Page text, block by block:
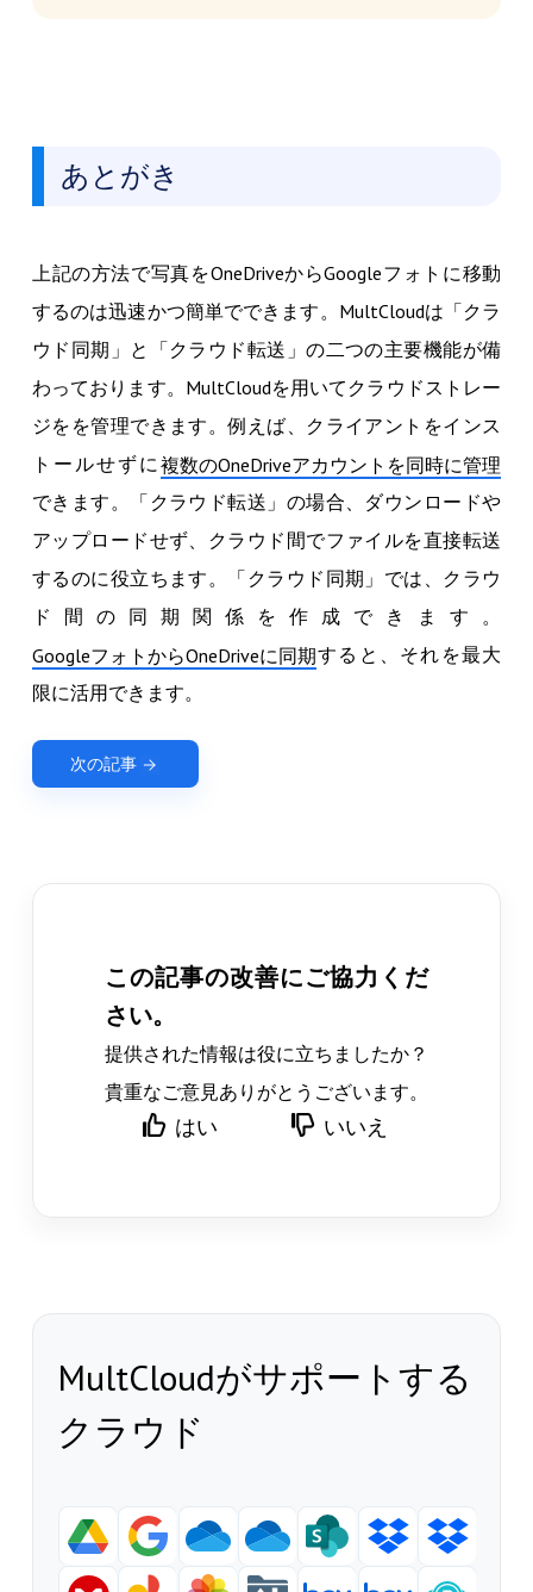
あとがき
上記の方法で写真をOneDriveからGoogleフォトに移動
するのは迅速かつ簡単でできます。MultCloudは「クラ
ウド同期」と「クラウド転送」の二つの主要機能が備
わっております。MultCloudを用いてクラウドストレー
ジをを管理できます。例えば、クライアントをインス
トールせずに複数のOneDriveアカウントを同時に管理
できます。「クラウド転送」の場合、ダウンロードや
アップロードせず、クラウド間でファイルを直接転送
するのに役立ちます。「クラウド同期」では、クラウ
ド間の同期関係を作成できます。
GoogleフォトからOneDriveに同期すると、それを最大
限に活用できます。
次の記事
この記事の改善にご協力くだ
さい。
提供された情報は役に立ちましたか？
貴重なご意見ありがとうございます。
はい いいえ
MultCloudがサポートする
クラウド